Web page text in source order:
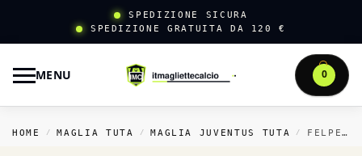
SPEDIZIONE SICURA
SPEDIZIONE GRATUITA DA 120 €
MENU 0
HOME / MAGLIA TUTA / MAGLIA JUVENTUS TUTA / FELPE CON CAPPUCCIO JUVENTUS 2025 2026 NERO